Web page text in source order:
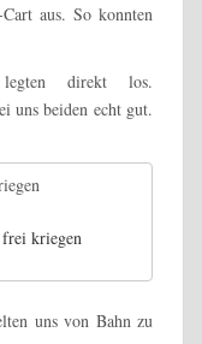
aus. So konnten
direkt los.
uns beiden echt gut.
kriegen
uns von Bahn zu